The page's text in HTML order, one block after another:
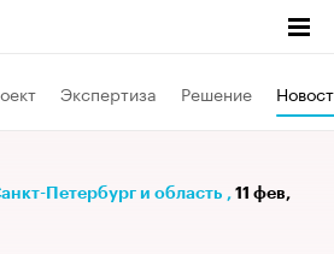
Экспертиза Решение
Петербург и область , 11 фев,